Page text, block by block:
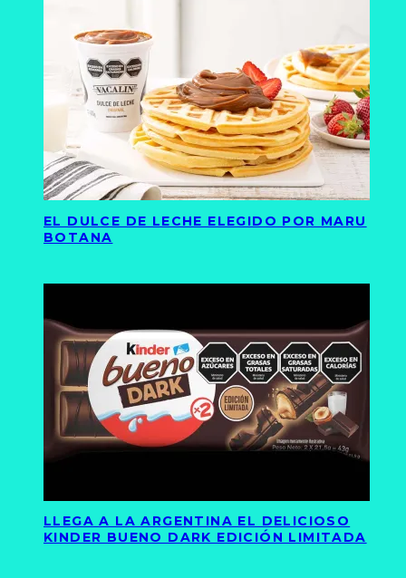
EL DULCE DE LECHE ELEGIDO POR MARU
BOTANA
LLEGA A LA ARGENTINA EL DELICIOSO
KINDER BUENO DARK EDICIÓN LIMITADA